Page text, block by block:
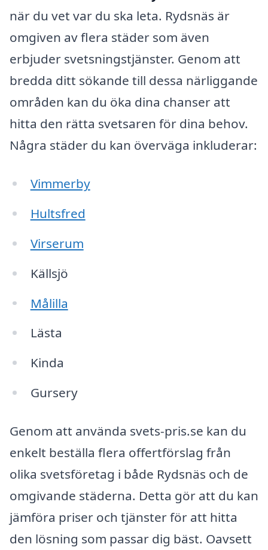
när du vet var du ska leta. Rydsnäs är
omgiven av flera städer som även
erbjuder svetsningstjänster. Genom att
bredda ditt sökande till dessa närliggande
områden kan du öka dina chanser att
hitta den rätta svetsaren för dina behov.
Några städer du kan överväga inkluderar:
Vimmerby
Hultsfred
Virserum
Källsjö
Målilla
Lästa
Kinda
Gursery
Genom att använda svets-pris.se kan du
enkelt beställa flera offertförslag från
olika svetsföretag i både Rydsnäs och de
omgivande städerna. Detta gör att du kan
jämföra priser och tjänster för att hitta
den lösning som passar dig bäst. Oavsett